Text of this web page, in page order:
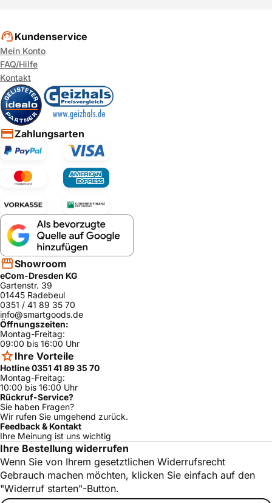
Kundenservice
Mein Konto
FAQ/Hilfe
Kontakt
Zahlungsarten
Showroom
eCom-Dresden KG
Gartenstr. 39
01445 Radebeul
0351 / 41 89 35 70
info@smartgoods.de
Öffnungszeiten:
Montag-Freitag:
09:00 bis 16:00 Uhr
Ihre Vorteile
Hotline 0351 41 89 35 70
Montag-Freitag:
10:00 bis 16:00 Uhr
Rückruf-Service?
Sie haben Fragen?
Wir rufen Sie umgehend zurück.
Feedback & Kontakt
Ihre Meinung ist uns wichtig
Ihre Bestellung widerrufen
Wenn Sie von Ihrem gesetztlichen Widerrufsrecht
Gebrauch machen möchten, klicken Sie einfach auf den
"Widerruf starten"-Button.